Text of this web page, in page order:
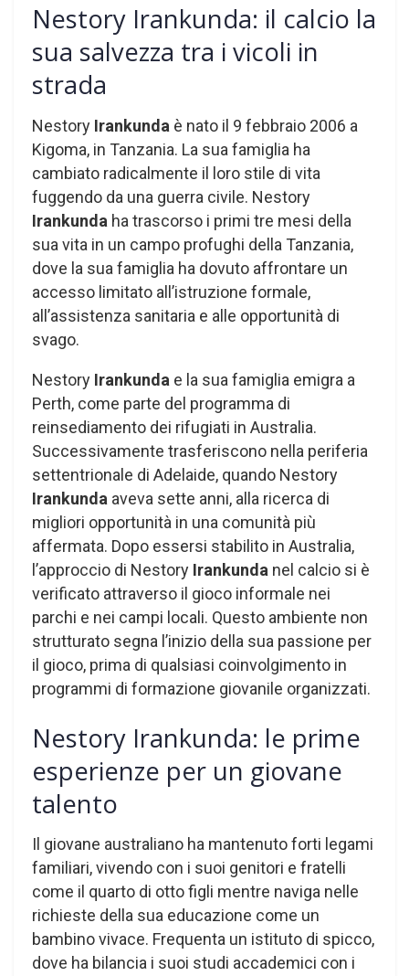
Nestory Irankunda: il calcio la
sua salvezza tra i vicoli in
strada
Nestory Irankunda è nato il 9 febbraio 2006 a
Kigoma, in Tanzania. La sua famiglia ha
cambiato radicalmente il loro stile di vita
fuggendo da una guerra civile. Nestory
Irankunda ha trascorso i primi tre mesi della
sua vita in un campo profughi della Tanzania,
dove la sua famiglia ha dovuto affrontare un
accesso limitato all’istruzione formale,
all’assistenza sanitaria e alle opportunità di
svago.
Nestory Irankunda e la sua famiglia emigra a
Perth, come parte del programma di
reinsediamento dei rifugiati in Australia.
Successivamente trasferiscono nella periferia
settentrionale di Adelaide, quando Nestory
Irankunda aveva sette anni, alla ricerca di
migliori opportunità in una comunità più
affermata. Dopo essersi stabilito in Australia,
l’approccio di Nestory Irankunda nel calcio si è
verificato attraverso il gioco informale nei
parchi e nei campi locali. Questo ambiente non
strutturato segna l’inizio della sua passione per
il gioco, prima di qualsiasi coinvolgimento in
programmi di formazione giovanile organizzati.
Nestory Irankunda: le prime
esperienze per un giovane
talento
Il giovane australiano ha mantenuto forti legami
familiari, vivendo con i suoi genitori e fratelli
come il quarto di otto figli mentre naviga nelle
richieste della sua educazione come un
bambino vivace. Frequenta un istituto di spicco,
dove ha bilancia i suoi studi accademici con i